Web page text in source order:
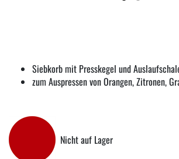
Siebkorb mit Presskegel und
zum Auspressen von Orangen, Zitronen,
Nicht auf Lager